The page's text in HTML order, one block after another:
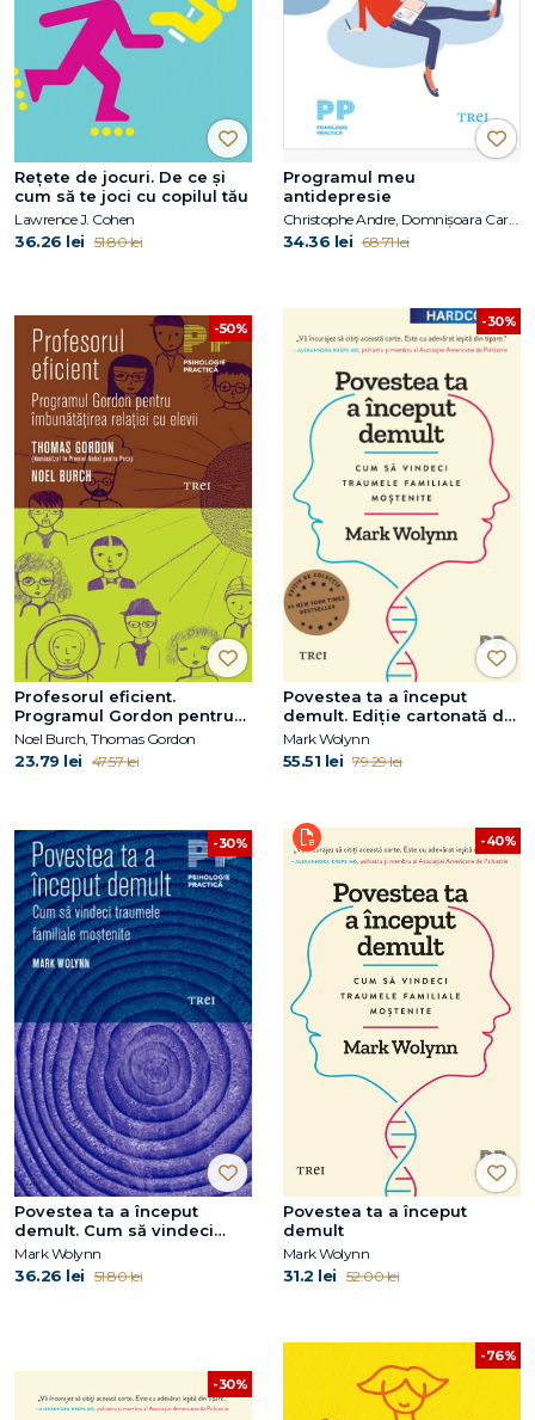
Reţete de jocuri. De ce şi
cum să te joci cu copilul tău
Lawrence J. Cohen
36.26 lei 51.80 lei
Programul meu
antidepresie
Christophe Andre, Domnișoara Caroline
34.36 lei 68.71 lei
-50%
Profesorul eficient.
Programul Gordon pentru
îmbunătăţirea relaţiei cu
elevii
Noel Burch, Thomas Gordon
23.79 lei 47.57 lei
-30%
Povestea ta a început
demult. Ediție cartonată de
colecție
Mark Wolynn
55.51 lei 79.29 lei
-30%
Povestea ta a început
demult. Cum să vindeci
traumele familiale
moștenite
Mark Wolynn
36.26 lei 51.80 lei
-40%
Povestea ta a început
demult
Mark Wolynn
31.2 lei 52.00 lei
-30%
-76%